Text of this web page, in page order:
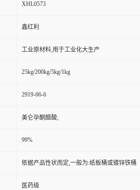
XHL0573
鑫红利
工业原材料,用于工业化大生产
25kg/200kg/5kg/1kg
2919-66-6
美仑孕酮醋酸;
99%
依据产品性状而定,一般为:纸板桶或镀锌铁桶
医药级